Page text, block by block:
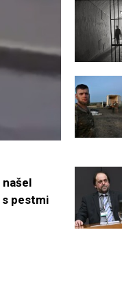
s pestmi